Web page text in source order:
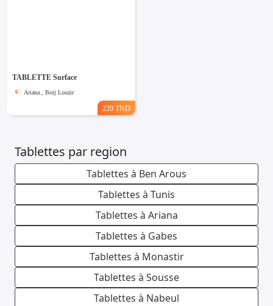
TABLETTE Surface
Ariana , Borj Louzir
220 TND
Tablettes par region
Tablettes à Ben Arous
Tablettes à Tunis
Tablettes à Ariana
Tablettes à Gabes
Tablettes à Monastir
Tablettes à Sousse
Tablettes à Nabeul